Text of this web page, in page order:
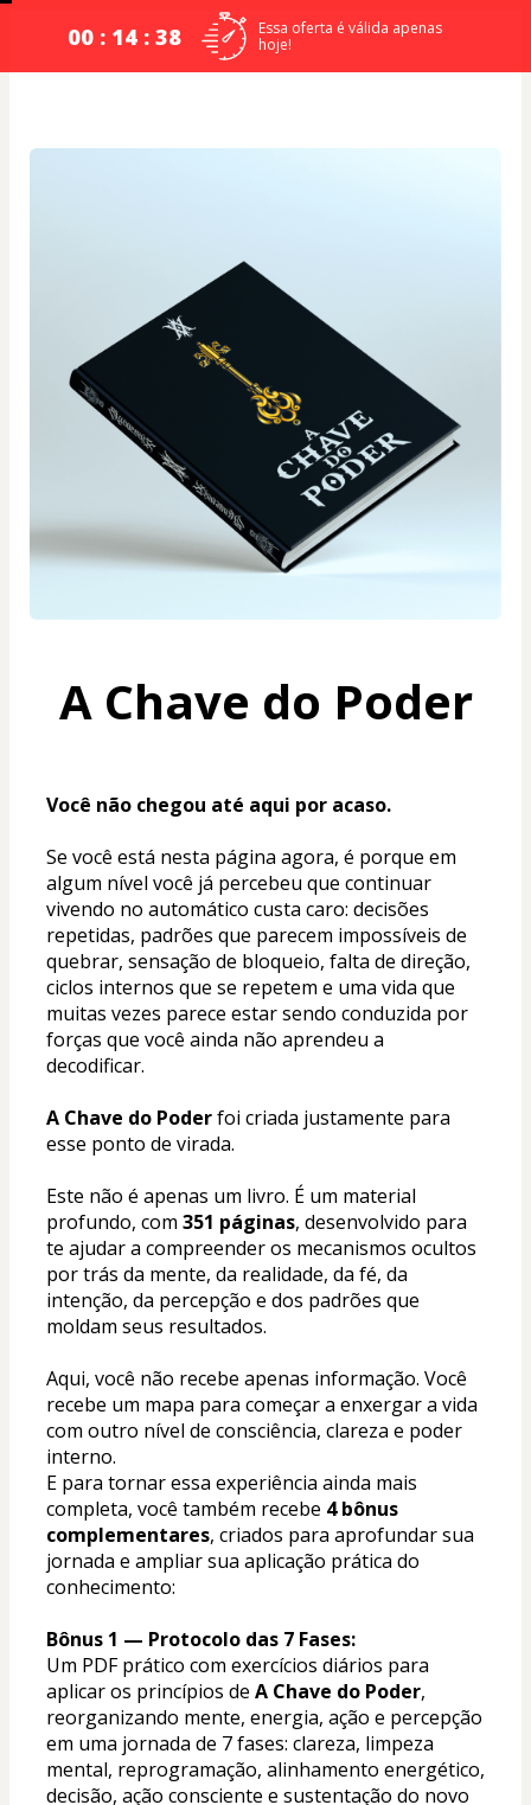
00 : 14 : 38
Essa oferta é válida apenas
hoje!
A Chave do Poder
Você não chegou até aqui por acaso.
Se você está nesta página agora, é porque em
algum nível você já percebeu que continuar
vivendo no automático custa caro: decisões
repetidas, padrões que parecem impossíveis de
quebrar, sensação de bloqueio, falta de direção,
ciclos internos que se repetem e uma vida que
muitas vezes parece estar sendo conduzida por
forças que você ainda não aprendeu a
decodificar.
A Chave do Poder foi criada justamente para
esse ponto de virada.
Este não é apenas um livro. É um material
profundo, com 351 páginas, desenvolvido para
te ajudar a compreender os mecanismos ocultos
por trás da mente, da realidade, da fé, da
intenção, da percepção e dos padrões que
moldam seus resultados.
Aqui, você não recebe apenas informação. Você
recebe um mapa para começar a enxergar a vida
com outro nível de consciência, clareza e poder
interno.
E para tornar essa experiência ainda mais
completa, você também recebe 4 bônus
complementares, criados para aprofundar sua
jornada e ampliar sua aplicação prática do
conhecimento:
Bônus 1 — Protocolo das 7 Fases:
Um PDF prático com exercícios diários para
aplicar os princípios de A Chave do Poder,
reorganizando mente, energia, ação e percepção
em uma jornada de 7 fases: clareza, limpeza
mental, reprogramação, alinhamento energético,
decisão, ação consciente e sustentação do novo